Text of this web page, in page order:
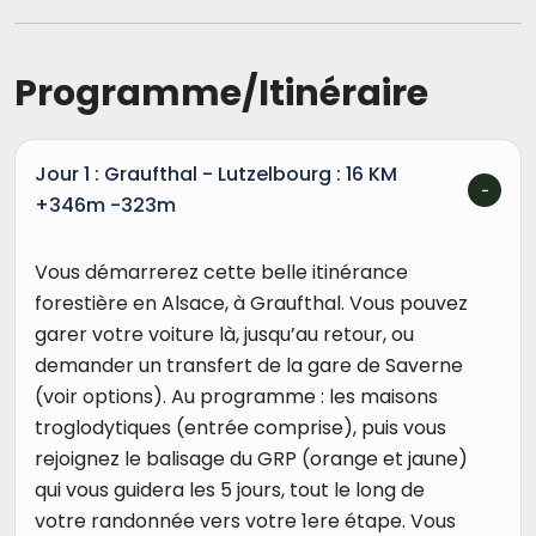
Programme/Itinéraire
Jour 1 : Graufthal - Lutzelbourg : 16 KM
+346m -323m
Vous démarrerez cette belle itinérance
forestière en Alsace, à Graufthal. Vous pouvez
garer votre voiture là, jusqu’au retour, ou
demander un transfert de la gare de Saverne
(voir options). Au programme : les maisons
troglodytiques (entrée comprise), puis vous
rejoignez le balisage du GRP (orange et jaune)
qui vous guidera les 5 jours, tout le long de
votre randonnée vers votre 1ere étape. Vous